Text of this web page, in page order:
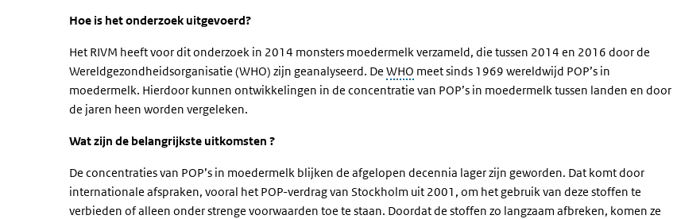
Hoe is het onderzoek uitgevoerd?
Het RIVM heeft voor dit onderzoek in 2014 monsters moedermelk verzameld, die tussen 2014 en 2016 door de
Wereldgezondheidsorganisatie (WHO) zijn geanalyseerd. De WHO meet sinds 1969 wereldwijd POP’s in
moedermelk. Hierdoor kunnen ontwikkelingen in de concentratie van POP’s in moedermelk tussen landen en door
de jaren heen worden vergeleken.
Wat zijn de belangrijkste uitkomsten ?
De concentraties van POP’s in moedermelk blijken de afgelopen decennia lager zijn geworden. Dat komt door
internationale afspraken, vooral het POP-verdrag van Stockholm uit 2001, om het gebruik van deze stoffen te
verbieden of alleen onder strenge voorwaarden toe te staan. Doordat de stoffen zo langzaam afbreken, komen ze